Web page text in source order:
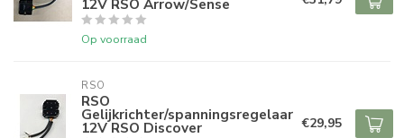
12V RSO Arrow/Sense
Op voorraad
RSO
RSO
Gelijkrichter/spanningsregelaar
12V RSO Discover €29,95